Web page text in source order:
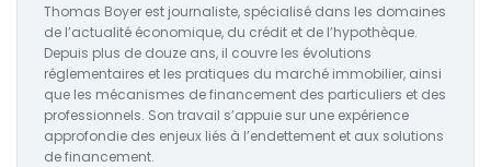
Thomas Boyer est journaliste, spécialisé dans les domaines
de l’actualité économique, du crédit et de l’hypothèque.
Depuis plus de douze ans, il couvre les évolutions
réglementaires et les pratiques du marché immobilier, ainsi
que les mécanismes de financement des particuliers et des
professionnels. Son travail s’appuie sur une expérience
approfondie des enjeux liés à l’endettement et aux solutions
de financement.